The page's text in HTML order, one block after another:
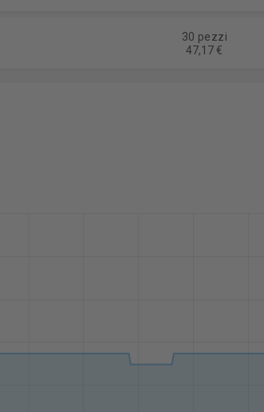
30 pezzi
47,17 €